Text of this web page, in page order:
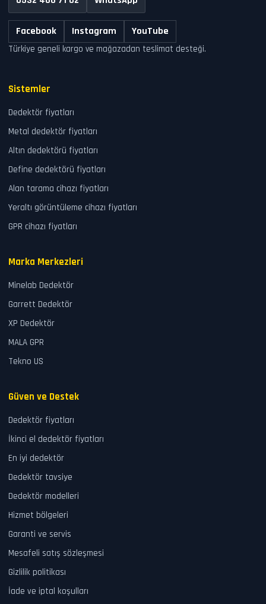
Facebook Instagram YouTube
Türkiye geneli kargo ve mağazadan teslimat desteği.
Sistemler
Dedektör fiyatları
Metal dedektör fiyatları
Altın dedektörü fiyatları
Define dedektörü fiyatları
Alan tarama cihazı fiyatları
Yeraltı görüntüleme cihazı fiyatları
GPR cihazı fiyatları
Marka Merkezleri
Minelab Dedektör
Garrett Dedektör
XP Dedektör
MALA GPR
Tekno US
Güven ve Destek
Dedektör fiyatları
İkinci el dedektör fiyatları
En iyi dedektör
Dedektör tavsiye
Dedektör modelleri
Hizmet bölgeleri
Garanti ve servis
Mesafeli satış sözleşmesi
Gizlilik politikası
İade ve iptal koşulları